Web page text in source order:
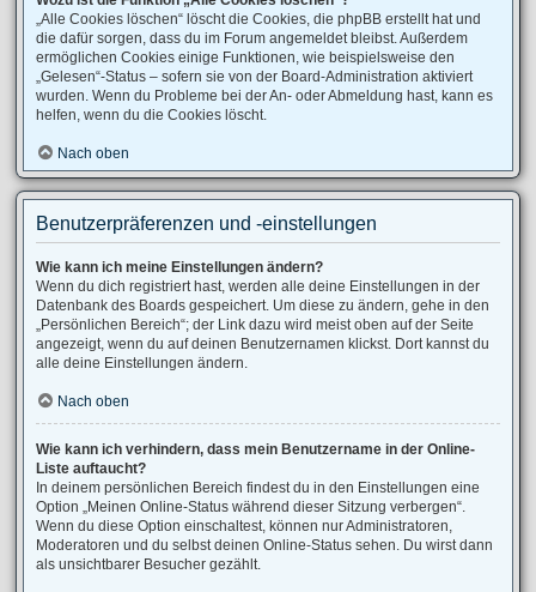
„Alle Cookies löschen“ löscht die Cookies, die phpBB erstellt hat und
die dafür sorgen, dass du im Forum angemeldet bleibst. Außerdem
ermöglichen Cookies einige Funktionen, wie beispielsweise den
„Gelesen“-Status – sofern sie von der Board-Administration aktiviert
wurden. Wenn du Probleme bei der An- oder Abmeldung hast, kann es
helfen, wenn du die Cookies löscht.
Nach oben
Benutzerpräferenzen und -einstellungen
Wie kann ich meine Einstellungen ändern?
Wenn du dich registriert hast, werden alle deine Einstellungen in der
Datenbank des Boards gespeichert. Um diese zu ändern, gehe in den
„Persönlichen Bereich“; der Link dazu wird meist oben auf der Seite
angezeigt, wenn du auf deinen Benutzernamen klickst. Dort kannst du
alle deine Einstellungen ändern.
Nach oben
Wie kann ich verhindern, dass mein Benutzername in der Online-
Liste auftaucht?
In deinem persönlichen Bereich findest du in den Einstellungen eine
Option „Meinen Online-Status während dieser Sitzung verbergen“.
Wenn du diese Option einschaltest, können nur Administratoren,
Moderatoren und du selbst deinen Online-Status sehen. Du wirst dann
als unsichtbarer Besucher gezählt.